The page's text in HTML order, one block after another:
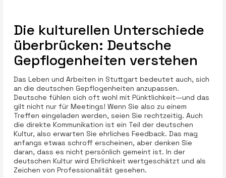
Die kulturellen Unterschiede
überbrücken: Deutsche
Gepflogenheiten verstehen
Das Leben und Arbeiten in Stuttgart bedeutet auch, sich
an die deutschen Gepflogenheiten anzupassen.
Deutsche fühlen sich oft wohl mit Pünktlichkeit—und das
gilt nicht nur für Meetings! Wenn Sie also zu einem
Treffen eingeladen werden, seien Sie rechtzeitig. Auch
die direkte Kommunikation ist ein Teil der deutschen
Kultur, also erwarten Sie ehrliches Feedback. Das mag
anfangs etwas schroff erscheinen, aber denken Sie
daran, dass es nicht persönlich gemeint ist. In der
deutschen Kultur wird Ehrlichkeit wertgeschätzt und als
Zeichen von Professionalität gesehen.